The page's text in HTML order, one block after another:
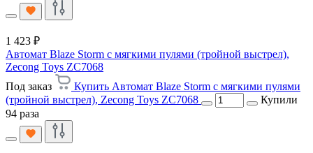
1 423 ₽
Автомат Blaze Storm с мягкими пулями (тройной выстрел),
Zecong Toys ZC7068
Под заказ
Купить Автомат Blaze Storm с мягкими пулями
(тройной выстрел), Zecong Toys ZC7068
Купили
94 раза